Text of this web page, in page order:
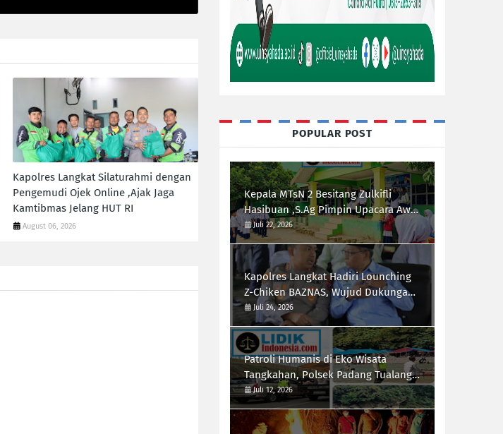
Kapolres Langkat Silaturahmi dengan
Pengemudi Ojek Online ,Ajak Jaga
Kamtibmas Jelang HUT RI
August 06, 2026
POPULAR POST
Kepala MTsN 2 Besitang Zulkifli
Hasibuan ,S.Ag Pimpin Upacara Awal
Semester,Siapkan Generasi
Berkarakter dan Berprestasi
Juli 22, 2026
Kapolres Langkat Hadiri Lounching
Z-Chiken BAZNAS, Wujud Dukungan
Polri Terhadap Pemberdayaan
Ekonomi Masyarakat
Juli 24, 2026
Patroli Humanis di Eko Wisata
Tangkahan, Polsek Padang Tualang
Himbau Pengunjung Utamakan
Keselamatan
Juli 12, 2026